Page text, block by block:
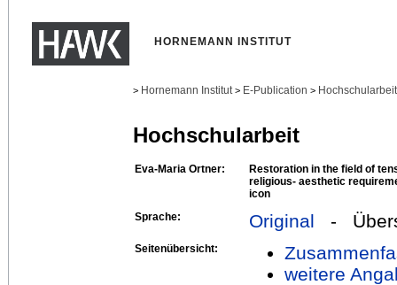
HORNEMANN INSTITUT
> Hornemann Institut > E-Publication >
Hochschularbeit
Eva-Maria Ortner:
Restoration in the field of
religious- aesthetic
icon
Sprache:
Original -
Seitenübersicht:
weitere